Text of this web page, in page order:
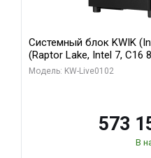
Системный блок KWIK
(Raptor Lake, Intel 7, C16
модуля)/ Afox RTX4090
Модель: KW-Live0102
573
В